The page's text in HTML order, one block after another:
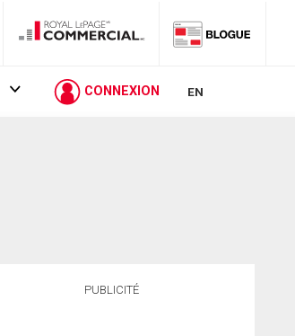
CONNEXION EN
PUBLICITÉ